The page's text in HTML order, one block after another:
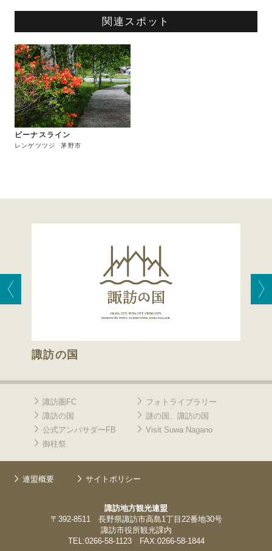
関連スポット
ビーナスライン
レンゲツツジ 茅野市
諏訪の国
諏訪圏FC
フォトライブラリー
諏訪の国
謎の国、諏訪の国
公式アンバサダーFB
Visit Suwa Nagano
御柱祭
連盟概要 サイトポリシー
諏訪地方観光連盟
〒392-8511 長野県諏訪市高島1丁目22番地30号
諏訪市役所観光課内
TEL:0266-58-1123 FAX:0266-58-1844